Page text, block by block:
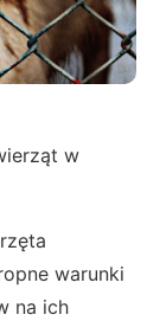
w
warunki
na ich